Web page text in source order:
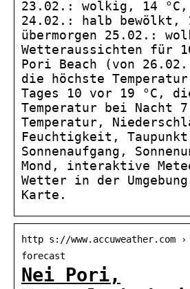
23.02.: wolkig, 14 °C,
24.02.: halb bewölkt,
übermorgen 25.02.:
Wetteraussichten für
Pori Beach (von
die höchste Temperatur
Tages 10 vor 19 °C,
Temperatur bei Nacht
Temperatur,
Feuchtigkeit,
Sonnenaufgang,
Mond, interaktive
Wetter in der
Karte.
http s://www.accuweather.com
forecast
Nei Pori,